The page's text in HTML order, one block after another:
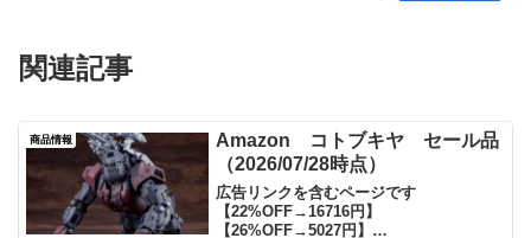
関連記事
商品情報
Amazon コトブキヤ セール品
（2026/07/28時点）
広告リンクを含むページです
【22%OFF→16716円】
【26%OFF→5027円】